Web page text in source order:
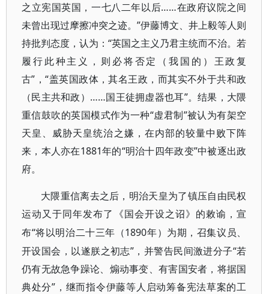
之立宪国英国，一七八二年以后……在政府议院之间
未曾出现过摩擦冲突之迹。”伊藤博文、井上毅等人则
持批判态度，认为：“英国之主义乃君主统而不治。若
履行此种主义，则必将否定（我国的）王政复
古”，“盖英国政体，其名王政，而其实不外于共和政
（民主共和政）……国王徒拥虚器也耳”。结果，大隈
重信鼓吹的英国模式作为一种“虚君制”被认为有架空
天皇、威胁天皇统治之嫌，在内部的较量中败下阵
来，本人亦在1881年的“明治十四年政变”中被逐出政
府。
大隈重信离去之后，明治天皇为了镇压自由民权
运动又于同年发布了《国会开设之诏》的敕谕，宣
布“将以明治二十三年（1890年）为期，召集议员、
开设国会，以遂朕之初志”，并警告民间激进分子“若
仍有无故急争躁论、煽动事变、有害国安者，将据国
典处分”，继而指令伊藤等人启动筹备宪法草案的工